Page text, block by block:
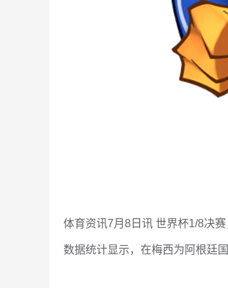
体育资讯7月8日讯 世界杯1/8决
数据统计显示，在梅西为阿根廷